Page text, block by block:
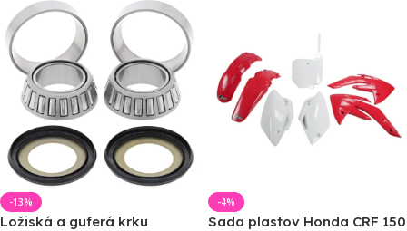
-13%
Ložiská a guferá krku
-4%
Sada plastov Honda CRF 150